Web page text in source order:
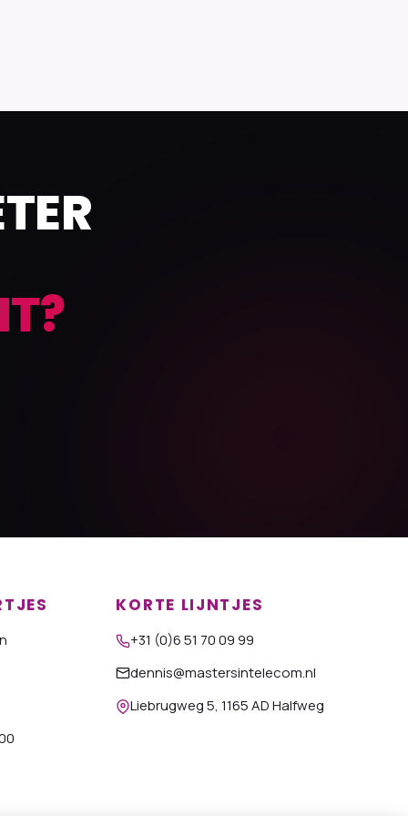
KORTE LIJNTJES
+31 (0)6 51 70 09 99
dennis@mastersintelecom.nl
Liebrugweg 5, 1165 AD Halfweg